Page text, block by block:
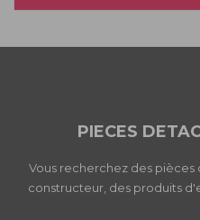
PIECES
Vous recherchez des
constructeur, des produits